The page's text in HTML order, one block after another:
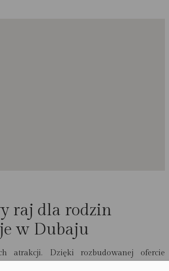
raj dla rodzin
w Dubaju
atrakcji. Dzięki rozbudowanej ofercie
luksusowych wakacji ze świetną